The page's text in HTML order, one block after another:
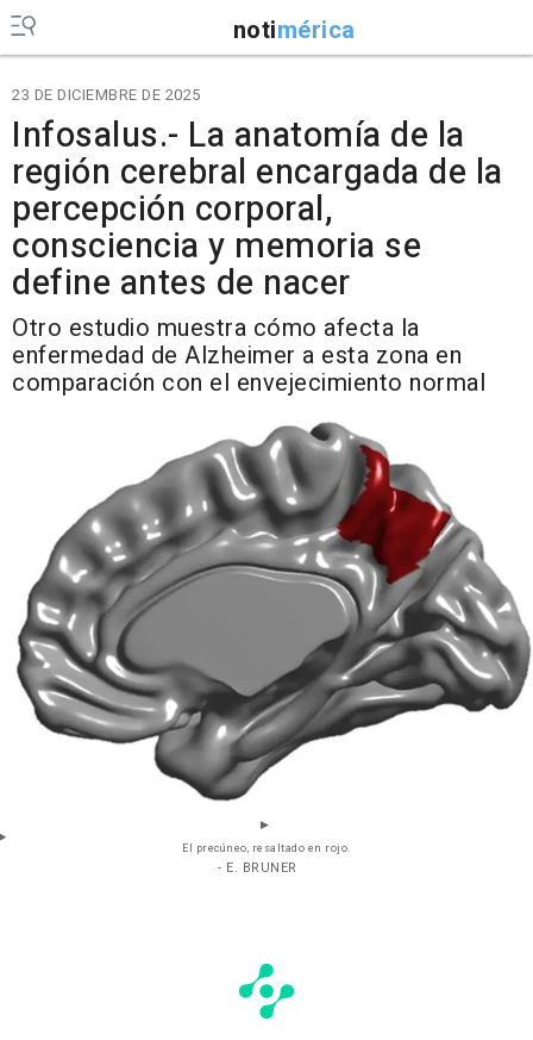
notimérica
23 DE DICIEMBRE DE 2025
Infosalus.- La anatomía de la
región cerebral encargada de la
percepción corporal,
consciencia y memoria se
define antes de nacer
Otro estudio muestra cómo afecta la
enfermedad de Alzheimer a esta zona en
comparación con el envejecimiento normal
El precúneo, resaltado en rojo.
- E. BRUNER